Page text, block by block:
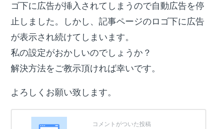
ゴ下に広告が挿入されてしまうので自動広告を停
止しました。しかし、記事ページのロゴ下に広告
が表示され続けてしまいます。
私の設定がおかしいのでしょうか？
解決方法をご教示頂ければ幸いです。
よろしくお願い致します。